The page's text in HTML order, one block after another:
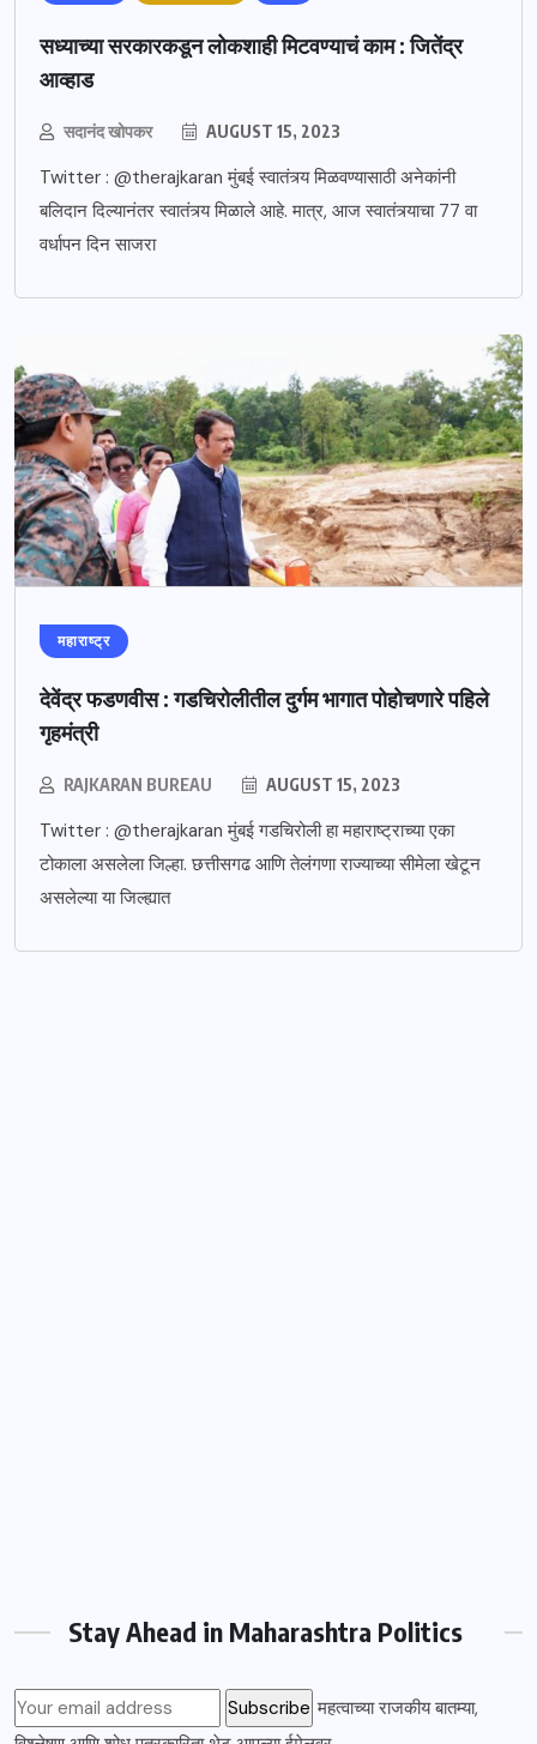
सध्याच्या सरकारकडून लोकशाही मिटवण्याचं काम : जितेंद्र
आव्हाड
सदानंद खोपकर AUGUST 15, 2023
Twitter : @therajkaran मुंबई स्वातंत्र्य मिळवण्यासाठी अनेकांनी
बलिदान दिल्यानंतर स्वातंत्र्य मिळाले आहे. मात्र, आज स्वातंत्र्याचा 77 वा
वर्धापन दिन साजरा
महाराष्ट्र
देवेंद्र फडणवीस : गडचिरोलीतील दुर्गम भागात पोहोचणारे पहिले
गृहमंत्री
RAJKARAN BUREAU AUGUST 15, 2023
Twitter : @therajkaran मुंबई गडचिरोली हा महाराष्ट्राच्या एका
टोकाला असलेला जिल्हा. छत्तीसगढ आणि तेलंगणा राज्याच्या सीमेला खेटून
असलेल्या या जिल्ह्यात
Stay Ahead in Maharashtra Politics
महत्वाच्या राजकीय बातम्या,